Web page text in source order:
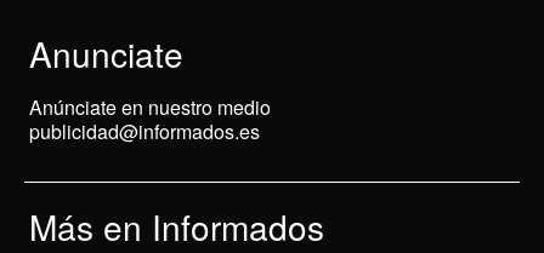
Anunciate
Anúnciate en nuestro medio
publicidad@informados.es
Más en Informados